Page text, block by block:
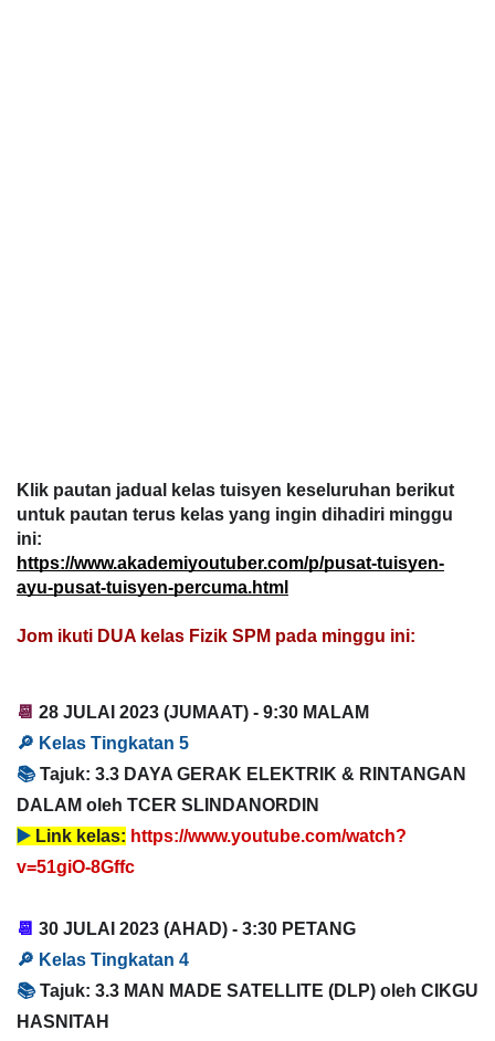
Klik pautan jadual kelas tuisyen keseluruhan berikut
untuk pautan terus kelas yang ingin dihadiri minggu
ini:
https://www.akademiyoutuber.com/p/pusat-tuisyen-
ayu-pusat-tuisyen-percuma.html
Jom ikuti DUA kelas Fizik SPM pada minggu ini:
📆 28 JULAI 2023 (JUMAAT) - 9:30 MALAM
🔎 Kelas Tingkatan 5
📚 Tajuk: 3.3 DAYA GERAK ELEKTRIK & RINTANGAN
DALAM oleh TCER SLINDANORDIN
▶️ Link kelas: https://www.youtube.com/watch?
v=51giO-8Gffc
📆 30 JULAI 2023 (AHAD) - 3:30 PETANG
🔎 Kelas Tingkatan 4
📚Tajuk: 3.3 MAN MADE SATELLITE (DLP) oleh CIKGU
HASNITAH